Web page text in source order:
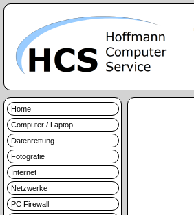
Home
Computer / Laptop
Datenrettung
Fotografie
Internet
Netzwerke
PC Firewall